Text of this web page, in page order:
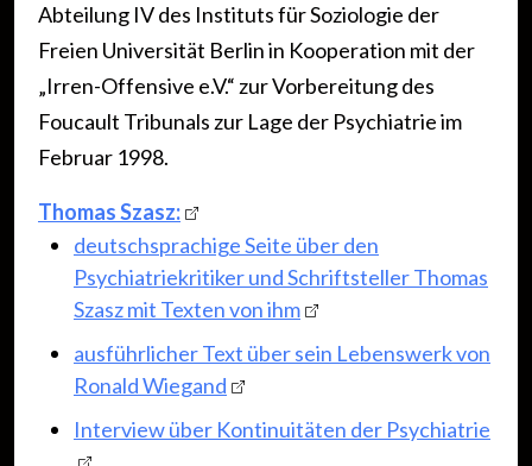
Abteilung IV des Instituts für Soziologie der
Freien Universität Berlin in Kooperation mit der
„Irren-Offensive e.V.“ zur Vorbereitung des
Foucault Tribunals zur Lage der Psychiatrie im
Februar 1998.
Thomas Szasz:
deutschsprachige Seite über den
Psychiatriekritiker und Schriftsteller Thomas
Szasz mit Texten von ihm
ausführlicher Text über sein Lebenswerk von
Ronald Wiegand
Interview über Kontinuitäten der Psychiatrie